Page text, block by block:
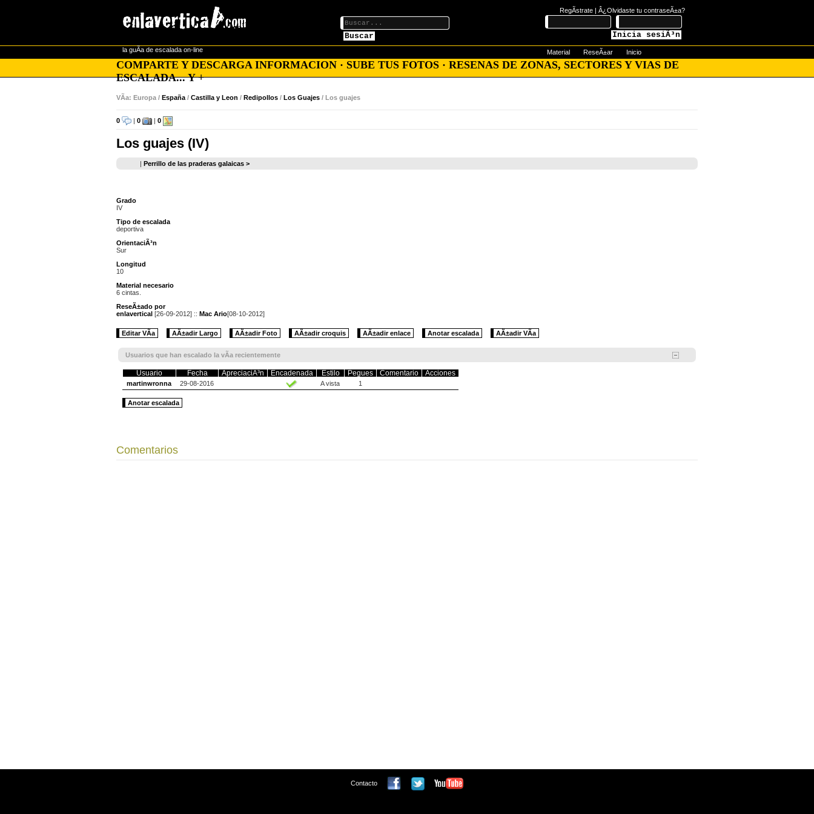
Buscar
RegÃ­strate | Â¿Olvidaste tu contraseÃ±a?
Inicia sesiÃ³n
la guÃ­a de escalada on-line Material ReseÃ±ar Inicio
COMPARTE Y DESCARGA INFORMACION · SUBE TUS FOTOS · RESENAS DE ZONAS, SECTORES Y VIAS DE
ESCALADA... Y +
VÃ­a: Europa / España / Castilla y Leon / Redipollos / Los Guajes / Los guajes
0 | 0 | 0
Los guajes (IV)
| Perrillo de las praderas galaicas >
Grado
IV
Tipo de escalada
deportiva
OrientaciÃ³n
Sur
Longitud
10
Material necesario
6 cintas.
ReseÃ±ado por
enlavertical [26-09-2012] :: Mac Ario[08-10-2012]
Editar VÃ­a AÃ±adir Largo AÃ±adir Foto AÃ±adir croquis AÃ±adir enlace Anotar escalada AÃ±adir VÃ­a
Usuarios que han escalado la vÃ­a recientemente
Usuario Fecha ApreciaciÃ³n Encadenada Estilo Pegues Comentario
Acciones
martinwronna
29-08-2016 A vista 1
Anotar escalada
Comentarios
Contacto